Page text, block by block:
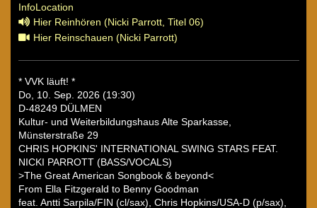
InfoLocation
Hier Reinhören (Nicki Parrott, Titel 06)
Hier Reinschauen (Nicki Parrott)
* VVK läuft! *
Do, 10. Sep. 2026 (19:30)
D-48249 DÜLMEN
Kultur- und Weiterbildungshaus Alte Sparkasse,
Münsterstraße 29
CHRIS HOPKINS' INTERNATIONAL SWING STARS FEAT.
NICKI PARROTT (BASS/VOCALS)
>The Great American Songbook & beyond<
From Ella Fitzgerald to Benny Goodman
feat. Antti Sarpila/FIN (cl/sax), Chris Hopkins/USA-D (p/sax),